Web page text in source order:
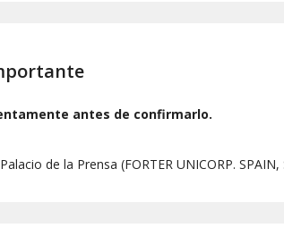
antes de confirmarlo.
de la Prensa (FORTER UNICORP. SPAIN,